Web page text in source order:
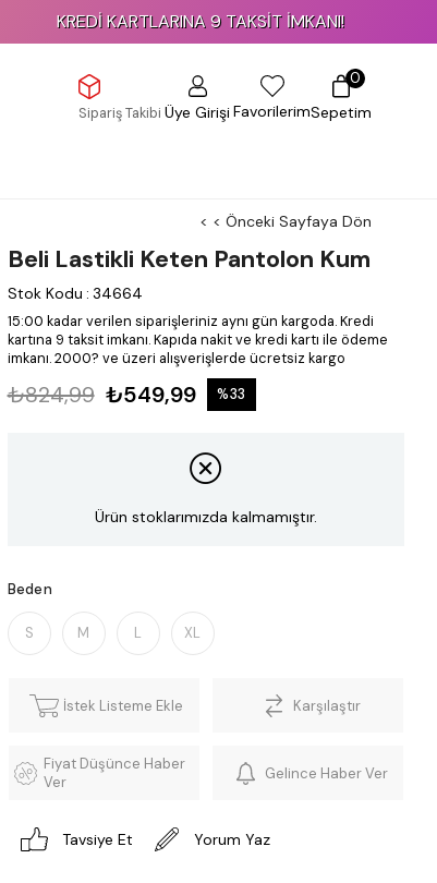
KREDİ KARTLARINA 9 TAKSİT İMKANI!
Sipariş Takibi Üye GirişiFavorilerimSepetim
0
< < Önceki Sayfaya Dön
Beli Lastikli Keten Pantolon Kum
Stok Kodu : 34664
15:00 kadar verilen siparişleriniz aynı gün kargoda. Kredi
kartına 9 taksit imkanı. Kapıda nakit ve kredi kartı ile ödeme
imkanı. 2000? ve üzeri alışverişlerde ücretsiz kargo
₺824,99 ₺549,99 %33
Ürün stoklarımızda kalmamıştır.
Beden
S M L XL
İstek Listeme Ekle Karşılaştır
Fiyat Düşünce Haber
Ver
Gelince Haber Ver
Tavsiye Et Yorum Yaz